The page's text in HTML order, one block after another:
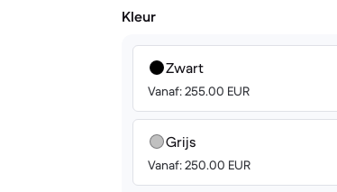
Kleur
Zwart
Vanaf: 255.00 EUR
Grijs
Vanaf: 250.00 EUR